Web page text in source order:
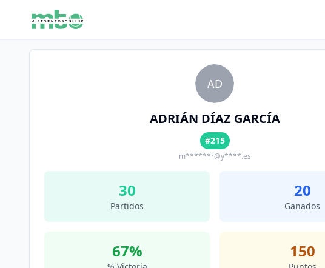
AD
ADRIÁN DÍAZ GARCÍA
#215
m******r@y****.es
30
Partidos
20
Ganados
67% 150